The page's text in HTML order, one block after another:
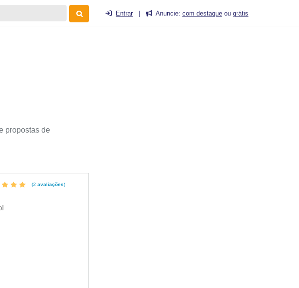
Entrar Anuncie: com destaque ou grátis
propostas de
(2 avaliações)